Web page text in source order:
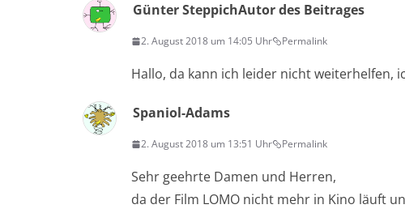
Günter SteppichAutor des Beitrages
2. August 2018 um 14:05 Uhr Permalink
Hallo, da kann ich leider nicht weiterhelfen,
Spaniol-Adams
2. August 2018 um 13:51 Uhr Permalink
Sehr geehrte Damen und Herren,
da der Film LOMO nicht mehr in Kino läuft